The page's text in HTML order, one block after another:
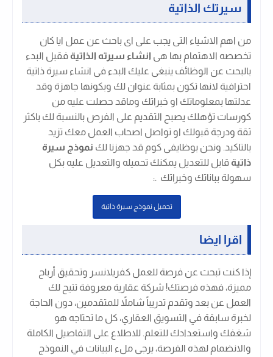
سيرتك الذاتية
من اهم الاشياء التى يجب على اى باحث عن عمل ايا كان
تخصصه الاهتمام بها هى انشاء سيرته الذاتية فقبل البدء
بالبحث عن الوظائف ينبغى عليك البدء فى انشاء سيرة ذاتية
احترافية لانها تكون بمثابة عنوان لك وبكونها جاهزة وقد
عدلتها بمعلوماتك او خبراتك وماقد حصلت عليه من
كورسات تؤهلك يصبح التقديم على الفرص بالنسبة لك باكثر
ثقة ودرجة قبولك او تواصل اصحاب العمل معك تزيد
بالتاكيد. ونحن بوظايفى كوم قد جهزنا لك نموذج سيرة
ذاتية قابل للتعديل يمكنك تحميله والتعديل عليه بكل
سهولة بباناتك وخبراتك .:
تحميل نموذج سيرة ذاتية
اقرا ايضا
إذا كنت تبحث عن فرصة للعمل كفريلانسر وتحقيق أرباح
مميزة، فهذه فرصتك! شركة عقارية معروفة تتيح لك
العمل عن بعد وتقدم تدريباً شاملاً للمتقدمين، دون الحاجة
لخبرة سابقة في التسويق العقاري، كل ما تحتاجه هو
شغفك واستعدادك للتعلم. للاطلاع على التفاصيل الكاملة
والانضمام لهذه الفرصة، يرجى ملء البيانات في النموذج